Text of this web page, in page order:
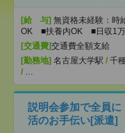
[給 与] 無資格未経験：
OK ■扶養内OK ■日収1万
[交通費]交通費全額支給
[勤務地] 名古屋大学駅 / 千
/ …
説明会参加で全員
活のお手伝い[派遣]